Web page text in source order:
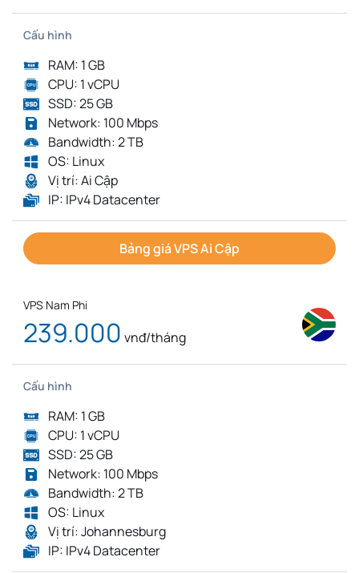
Cấu hình
RAM: 1 GB
CPU: 1 vCPU
SSD: 25 GB
Network: 100 Mbps
Bandwidth: 2 TB
OS: Linux
Vị trí: Ai Cập
IP: IPv4 Datacenter
Bảng giá VPS Ai Cập
VPS Nam Phi
239.000 vnđ/tháng
Cấu hình
RAM: 1 GB
CPU: 1 vCPU
SSD: 25 GB
Network: 100 Mbps
Bandwidth: 2 TB
OS: Linux
Vị trí: Johannesburg
IP: IPv4 Datacenter